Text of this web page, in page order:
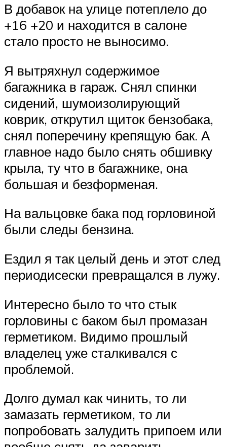
В добавок на улице потеплело до
+16 +20 и находится в салоне
стало просто не выносимо.
Я вытряхнул содержимое
багажника в гараж. Снял спинки
сидений, шумоизолирующий
коврик, открутил щиток бензобака,
снял поперечину крепящую бак. А
главное надо было снять обшивку
крыла, ту что в багажнике, она
большая и безформеная.
На вальцовке бака под горловиной
были следы бензина.
Ездил я так целый день и этот след
периодисески превращался в лужу.
Интересно было то что стык
горловины с баком был промазан
герметиком. Видимо прошлый
владелец уже сталкивался с
проблемой.
Долго думал как чинить, то ли
замазать герметиком, то ли
попробовать залудить припоем или